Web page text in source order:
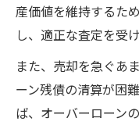
産価値を維持するた
し、適正な査定を受
また、売却を急ぐあ
ーン残債の清算が困
ば、オーバーローン